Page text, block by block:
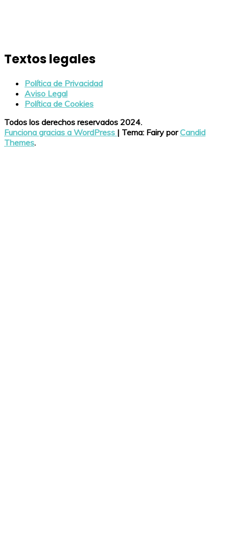
Textos legales
Política de Privacidad
Aviso Legal
Política de Cookies
Todos los derechos reservados 2024.
Funciona gracias a WordPress | Tema: Fairy porCandid
Themes.